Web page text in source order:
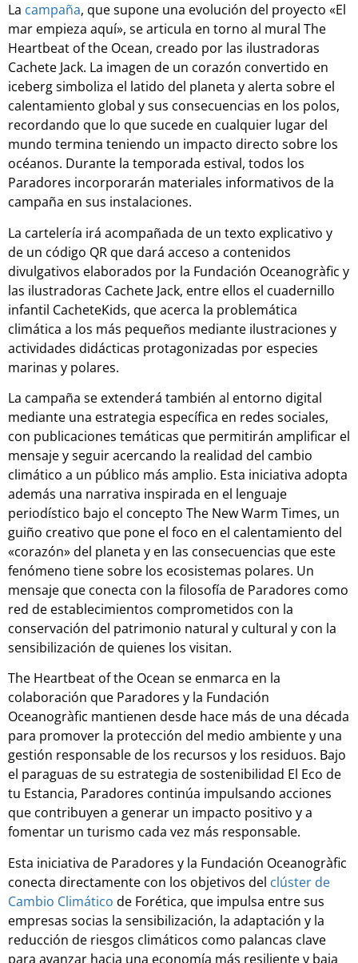
La campaña, que supone una evolución del proyecto «El
mar empieza aquí», se articula en torno al mural The
Heartbeat of the Ocean, creado por las ilustradoras
Cachete Jack. La imagen de un corazón convertido en
iceberg simboliza el latido del planeta y alerta sobre el
calentamiento global y sus consecuencias en los polos,
recordando que lo que sucede en cualquier lugar del
mundo termina teniendo un impacto directo sobre los
océanos. Durante la temporada estival, todos los
Paradores incorporarán materiales informativos de la
campaña en sus instalaciones.
La cartelería irá acompañada de un texto explicativo y
de un código QR que dará acceso a contenidos
divulgativos elaborados por la Fundación Oceanogràfic y
las ilustradoras Cachete Jack, entre ellos el cuadernillo
infantil CacheteKids, que acerca la problemática
climática a los más pequeños mediante ilustraciones y
actividades didácticas protagonizadas por especies
marinas y polares.
La campaña se extenderá también al entorno digital
mediante una estrategia específica en redes sociales,
con publicaciones temáticas que permitirán amplificar el
mensaje y seguir acercando la realidad del cambio
climático a un público más amplio. Esta iniciativa adopta
además una narrativa inspirada en el lenguaje
periodístico bajo el concepto The New Warm Times, un
guiño creativo que pone el foco en el calentamiento del
«corazón» del planeta y en las consecuencias que este
fenómeno tiene sobre los ecosistemas polares. Un
mensaje que conecta con la filosofía de Paradores como
red de establecimientos comprometidos con la
conservación del patrimonio natural y cultural y con la
sensibilización de quienes los visitan.
The Heartbeat of the Ocean se enmarca en la
colaboración que Paradores y la Fundación
Oceanogràfic mantienen desde hace más de una década
para promover la protección del medio ambiente y una
gestión responsable de los recursos y los residuos. Bajo
el paraguas de su estrategia de sostenibilidad El Eco de
tu Estancia, Paradores continúa impulsando acciones
que contribuyen a generar un impacto positivo y a
fomentar un turismo cada vez más responsable.
Esta iniciativa de Paradores y la Fundación Oceanogràfic
conecta directamente con los objetivos del clúster de
Cambio Climático de Forética, que impulsa entre sus
empresas socias la sensibilización, la adaptación y la
reducción de riesgos climáticos como palancas clave
para avanzar hacia una economía más resiliente y baja